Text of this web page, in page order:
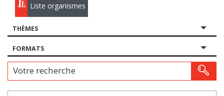
Liste organismes
THÈMES
FORMATS
Votre recherche